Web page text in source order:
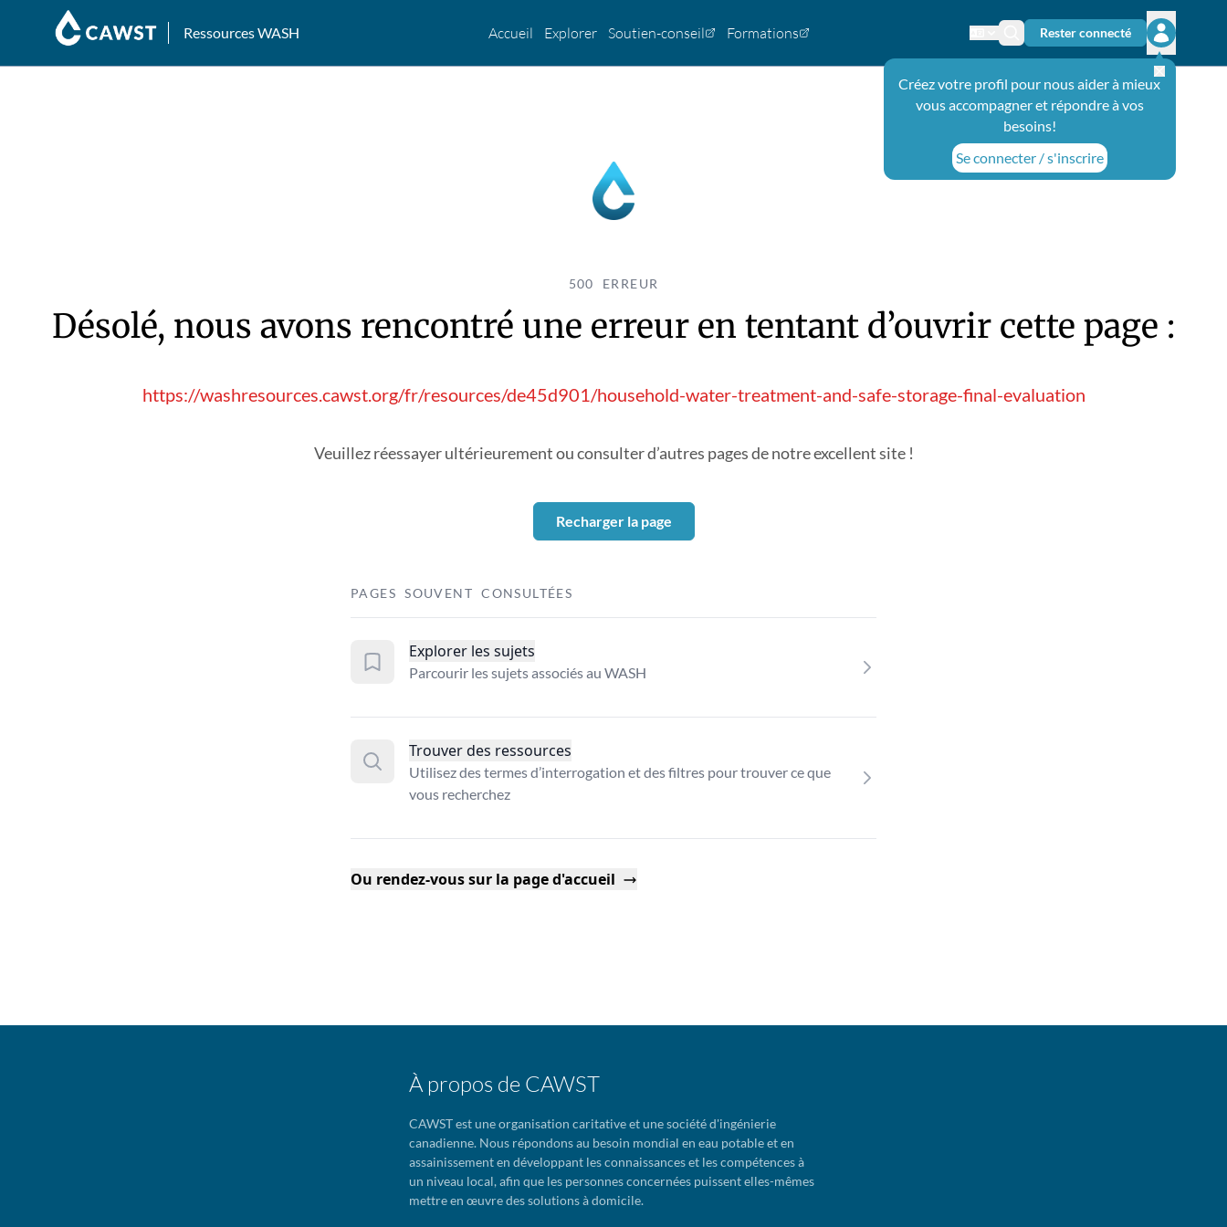
Ressources WASH Accueil Explorer Soutien-conseil Formations Changer de langue
Icône de recherche
Rester connecté
Ouvrir le
Créez votre profil pour nous aider à mieux
vous accompagner et répondre à vos
besoins!
Se connecter / s'inscrire
500 ERREUR
Désolé, nous avons rencontré une erreur en tentant d’ouvrir cette page :
https://washresources.cawst.org/fr/resources/de45d901/household-water-treatment-and-safe-storage-final-evaluation
Veuillez réessayer ultérieurement ou consulter d’autres pages de notre excellent site !
Recharger la page
PAGES SOUVENT CONSULTÉES
Explorer les sujets
Parcourir les sujets associés au WASH
Trouver des ressources
Utilisez des termes d’interrogation et des filtres pour trouver ce que
vous recherchez
Ou rendez-vous sur la page d'accueil
À propos de CAWST
CAWST est une organisation caritative et une société d'ingénierie
canadienne. Nous répondons au besoin mondial en eau potable et en
assainissement en développant les connaissances et les compétences à
un niveau local, afin que les personnes concernées puissent elles-mêmes
mettre en œuvre des solutions à domicile.